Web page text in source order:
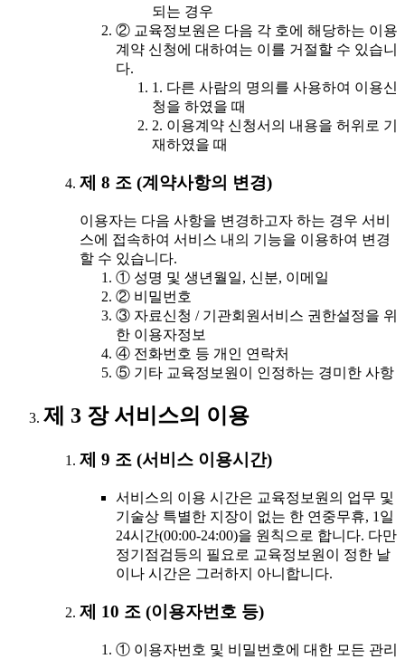
되는 경우
② 교육정보원은 다음 각 호에 해당하는 이용
계약 신청에 대하여는 이를 거절할 수 있습니
다.
1. 다른 사람의 명의를 사용하여 이용신
청을 하였을 때
2. 이용계약 신청서의 내용을 허위로 기
재하였을 때
제 8 조 (계약사항의 변경)
이용자는 다음 사항을 변경하고자 하는 경우 서비
스에 접속하여 서비스 내의 기능을 이용하여 변경
할 수 있습니다.
① 성명 및 생년월일, 신분, 이메일
② 비밀번호
③ 자료신청 / 기관회원서비스 권한설정을 위
한 이용자정보
④ 전화번호 등 개인 연락처
⑤ 기타 교육정보원이 인정하는 경미한 사항
제 3 장 서비스의 이용
제 9 조 (서비스 이용시간)
서비스의 이용 시간은 교육정보원의 업무 및
기술상 특별한 지장이 없는 한 연중무휴, 1일
24시간(00:00-24:00)을 원칙으로 합니다. 다만
정기점검등의 필요로 교육정보원이 정한 날
이나 시간은 그러하지 아니합니다.
제 10 조 (이용자번호 등)
① 이용자번호 및 비밀번호에 대한 모든 관리